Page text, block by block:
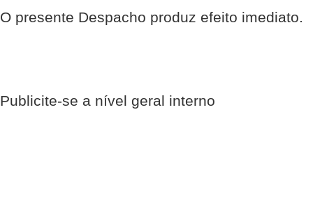
O presente Despacho produz efeito imediato.
Publicite-se a nível geral interno